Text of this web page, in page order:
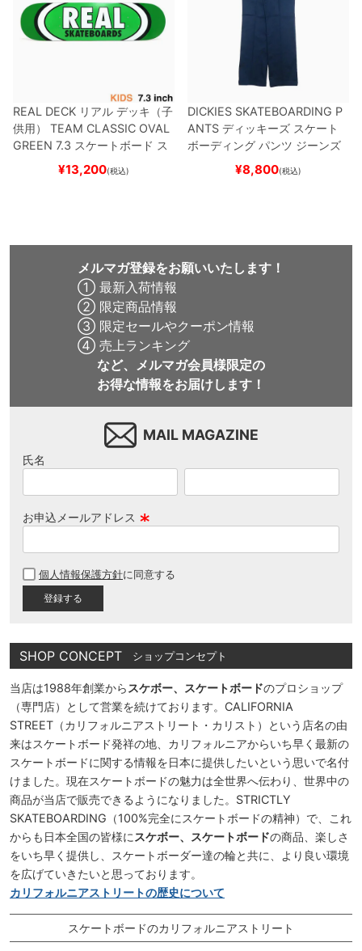
REAL DECK リアル デッキ（子
供用）
TEAM CLASSIC OVAL
GREEN 7.3 スケートボード ス
¥13,200(税込)
DICKIES SKATEBOARDING P
ANTS ディッキーズ スケート
ボーディング パンツ ジーンズ
SLIM FIT 30 LENGTH
スケートボード スケボ
¥8,800(税込)
メルマガ登録をお願いいたします！
① 最新入荷情報
② 限定商品情報
③ 限定セールやクーポン情報
④ 売上ランキング
など、メルマガ会員様限定の
お得な情報をお届けします！
MAIL MAGAZINE
氏名
お申込メールアドレス
須
個人情報保護方針に同意する
SHOP CONCEPT ショップコンセプト
当店は1988年創業から スケボー、スケートボードのプロショップ
（専門店）として営業を続けております。CALIFORNIA
STREET（カリフォルニアストリート・カリスト）という店名の由
来はスケートボード発祥の地、カリフォルニアからいち早く最新の
スケートボードに関する情報を日本に提供したいという思いで名付
けました。現在スケートボードの魅力は全世界へ伝わり、世界中の
商品が当店で販売できるようになりました。STRICTLY
SKATEBOARDING（100%完全にスケートボードの精神）で、これ
からも日本全国の皆様に スケボー、スケートボードの商品、楽しさ
をいち早く提供し、スケートボーダー達の輪と共に、より良い環境
を広げていきたいと思っております。
カリフォルニアストリートの歴史について
スケートボードのカリフォルニアストリート